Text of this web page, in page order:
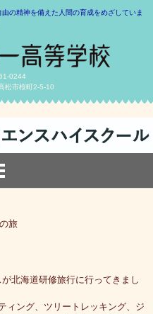
の精神を備えた人間の育成をめざしていま
0244
松市桜町2-5-10
旅
北海道研修旅行に行ってきまし
ィング、ツリートレッキング、ジ